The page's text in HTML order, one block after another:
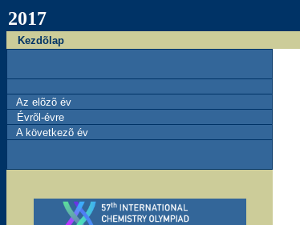
2017
Kezdõlap
Az elõzõ év
Évrõl-évre
A következõ év